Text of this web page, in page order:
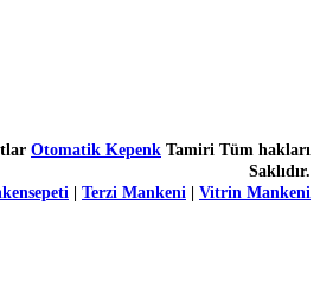
Otomatik Kepenk Tamiri Tüm hakları
Saklıdır.
| Terzi Mankeni | Vitrin Mankeni